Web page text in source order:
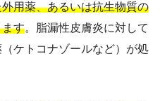
用薬、あるいは抗生物質の
す。脂漏性皮膚炎に対して
ケトコナゾールなど）が処